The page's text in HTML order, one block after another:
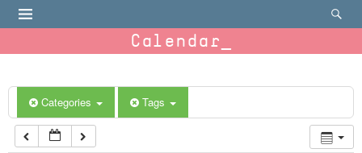
Calendar
Categories Tags
6:00 am
7:00 am